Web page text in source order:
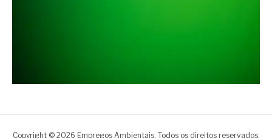
Copyright © 2026 Empregos Ambientais. Todos os direitos reservados.